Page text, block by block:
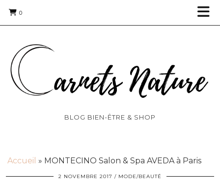
0
BLOG BIEN-ÊTRE & SHOP
Accueil » MONTECINO Salon & Spa AVEDA à Paris
2 NOVEMBRE 2017 MODE/BEAUTÉ